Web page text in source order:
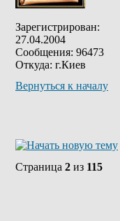
Зарегистрирован:
27.04.2004
Сообщения: 96473
Откуда: г.Киев
Вернуться к началу
Страница 2 из 115